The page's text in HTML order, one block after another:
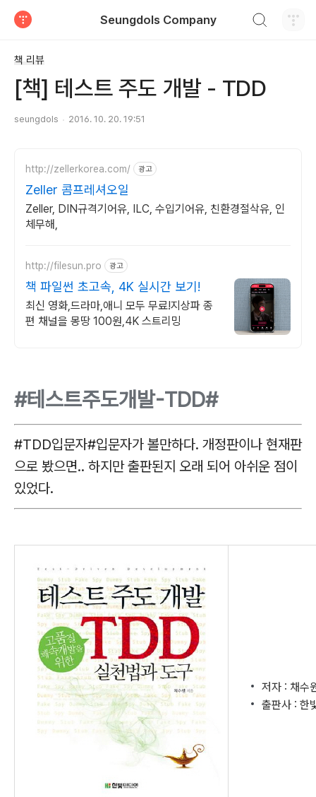
Seungdols Company
책 리뷰
[책] 테스트 주도 개발 - TDD
seungdols 2016. 10. 20. 19:51
http://zellerkorea.com/ 광고
Zeller 콤프레셔오일
Zeller, DIN규격기어유, ILC, 수입기어유, 친환경절삭유, 인
체무해,
http://filesun.pro 광고
책 파일썬 초고속, 4K 실시간 보기!
최신 영화,드라마,애니 모두 무료!지상파 종
편 채널을 몽땅 100원,4K 스트리밍
#테스트주도개발-TDD#
#TDD입문자#입문자가 볼만하다. 개정판이나 현재판
으로 봤으면.. 하지만 출판된지 오래 되어 아쉬운 점이
있었다.
저자 : 채수
출판사 : 한